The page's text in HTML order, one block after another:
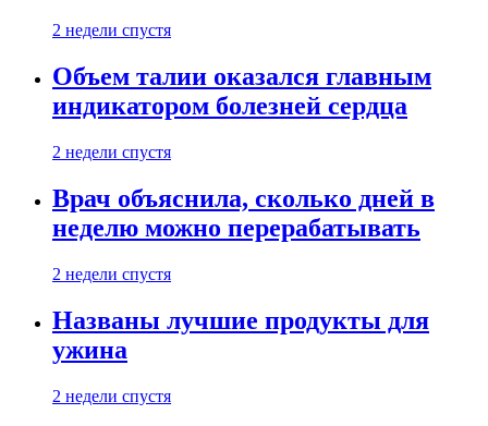
2 недели спустя
Объем талии оказался главным
индикатором болезней сердца
2 недели спустя
Врач объяснила, сколько дней в
неделю можно перерабатывать
2 недели спустя
Названы лучшие продукты для
ужина
2 недели спустя